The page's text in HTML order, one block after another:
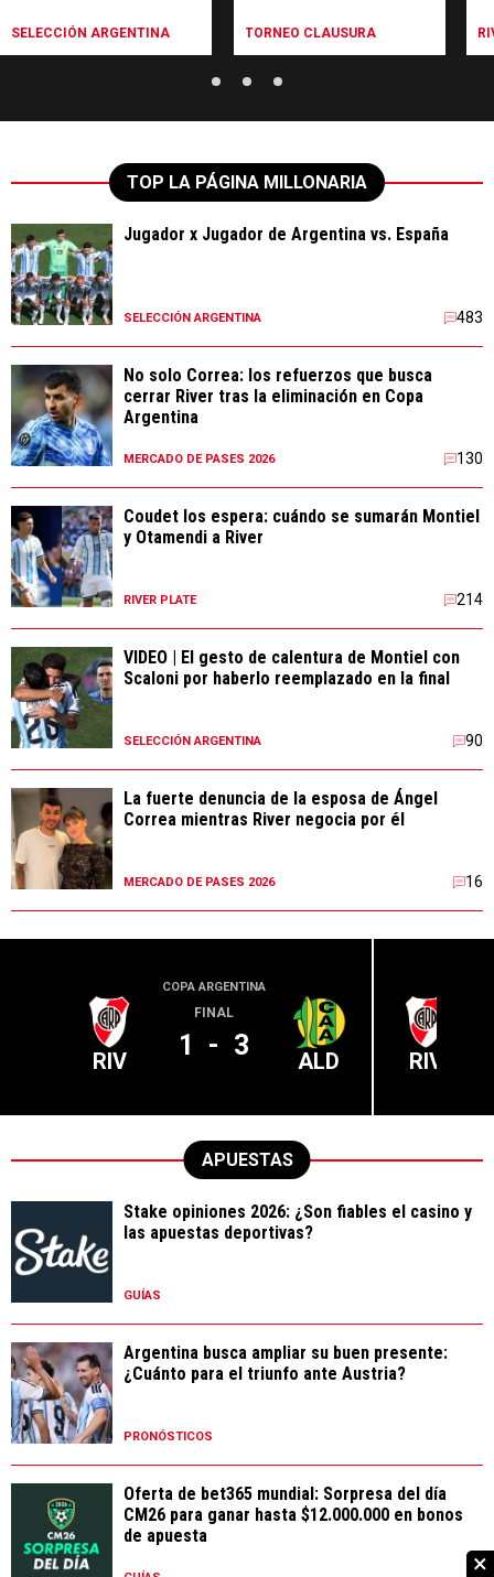
SELECCIÓN ARGENTINA
Libertadores 2027
TORNEO CLAUSURA
TOP LA PÁGINA MILLONARIA
Jugador x Jugador de Argentina vs. España
SELECCIÓN ARGENTINA 483
No solo Correa: los refuerzos que busca
cerrar River tras la eliminación en Copa
Argentina
MERCADO DE PASES 2026 130
Coudet los espera: cuándo se sumarán Montiel
y Otamendi a River
RIVER PLATE 214
VIDEO | El gesto de calentura de Montiel con
Scaloni por haberlo reemplazado en la final
SELECCIÓN ARGENTINA 90
La fuerte denuncia de la esposa de Ángel
Correa mientras River negocia por él
MERCADO DE PASES 2026 16
COPA ARGENTINA
RIV
FINAL
1 - 3 ALD RIV
APUESTAS
Stake opiniones 2026: ¿Son fiables el casino y
las apuestas deportivas?
GUÍAS
Argentina busca ampliar su buen presente:
¿Cuánto para el triunfo ante Austria?
PRONÓSTICOS
Oferta de bet365 mundial: Sorpresa del día
CM26 para ganar hasta $12.000.000 en bonos
de apuesta
×